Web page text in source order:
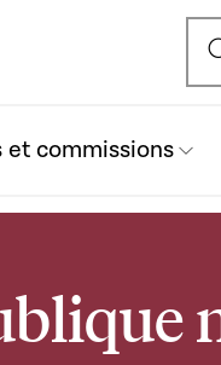
et commissions